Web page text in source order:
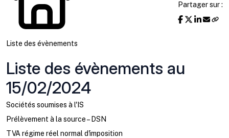
Liste des évènements
Partager sur :
Liste des évènements au
15/02/2024
Sociétés soumises à l'IS
Prélèvement à la source – DSN
TVA régime réel normal d'imposition